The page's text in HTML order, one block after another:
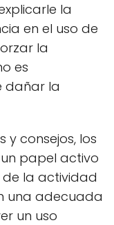
la
en el uso de
la
es
dañar la
consejos, los
papel activo
de la actividad
una adecuada
un uso